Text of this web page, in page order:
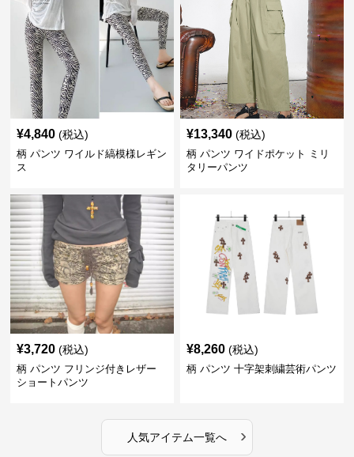
¥4,840 (税込)
柄 パンツ ワイルド縞模様レギン
ス
¥13,340 (税込)
柄 パンツ ワイドポケット ミリ
タリーパンツ
¥3,720 (税込)
柄 パンツ フリンジ付きレザー
ショートパンツ
¥8,260 (税込)
柄 パンツ 十字架刺繍芸術パンツ
人気アイテム一覧へ ›